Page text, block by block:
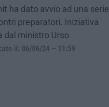
ha dato avvio ad una serie
preparatori. Iniziativa
dal ministro Urso
il: 06/06/24 – 11:59